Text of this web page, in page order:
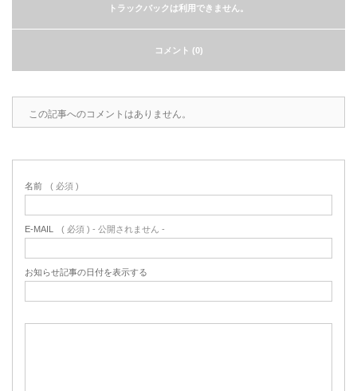
トラックバックは利用できません。
コメント (0)
この記事へのコメントはありません。
名前 ( 必須 )
E-MAIL ( 必須 ) - 公開されません -
お知らせ記事の日付を表示する